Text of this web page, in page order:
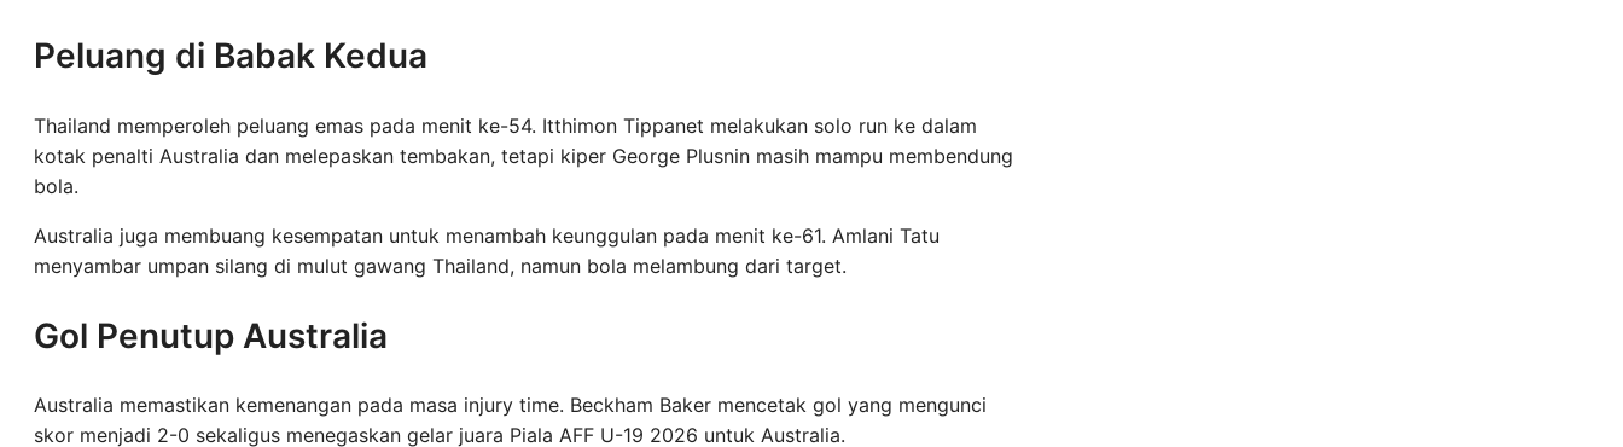
Peluang di Babak Kedua
Thailand memperoleh peluang emas pada menit ke-54. Itthimon Tippanet melakukan solo run ke dalam
kotak penalti Australia dan melepaskan tembakan, tetapi kiper George Plusnin masih mampu membendung
bola.
Australia juga membuang kesempatan untuk menambah keunggulan pada menit ke-61. Amlani Tatu
menyambar umpan silang di mulut gawang Thailand, namun bola melambung dari target.
Gol Penutup Australia
Australia memastikan kemenangan pada masa injury time. Beckham Baker mencetak gol yang mengunci
skor menjadi 2-0 sekaligus menegaskan gelar juara Piala AFF U-19 2026 untuk Australia.